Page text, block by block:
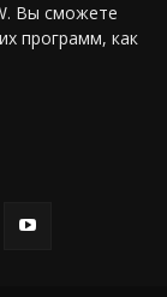
Вы сможете
программ, как